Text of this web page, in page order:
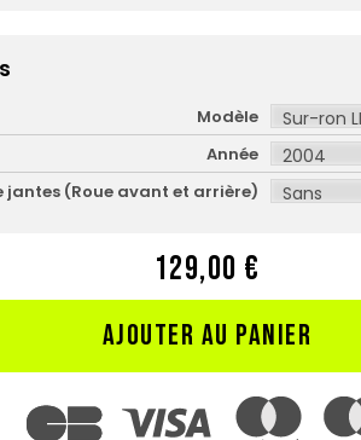
Modèle
Année
jantes (Roue avant et arrière)
129,00 €
AJOUTER AU PANIER